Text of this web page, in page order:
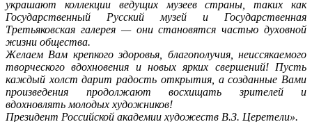
украшают коллекции ведущих музеев страны, таких как
Государственный Русский музей и Государственная
Третьяковская галерея — они становятся частью духовной
жизни общества.
Желаем Вам крепкого здоровья, благополучия, неиссякаемого
творческого вдохновения и новых ярких свершений! Пусть
каждый холст дарит радость открытия, а созданные Вами
произведения продолжают восхищать зрителей и
вдохновлять молодых художников!
Президент Российской академии художеств В.З. Церетели».